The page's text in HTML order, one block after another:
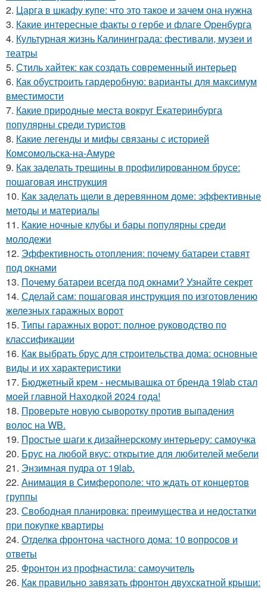
2. Царга в шкафу купе: что это такое и зачем она нужна
3. Какие интересные факты о гербе и флаге Оренбурга
4. Культурная жизнь Калининграда: фестивали, музеи и
театры
5. Стиль хайтек: как создать современный интерьер
6. Как обустроить гардеробную: варианты для максимум
вместимости
7. Какие природные места вокруг Екатеринбурга
популярны среди туристов
8. Какие легенды и мифы связаны с историей
Комсомольска-на-Амуре
9. Как заделать трещины в профилированном брусе:
пошаговая инструкция
10. Как заделать щели в деревянном доме: эффективные
методы и материалы
11. Какие ночные клубы и бары популярны среди
молодежи
12. Эффективность отопления: почему батареи ставят
под окнами
13. Почему батареи всегда под окнами? Узнайте секрет
14. Сделай сам: пошаговая инструкция по изготовлению
железных гаражных ворот
15. Типы гаражных ворот: полное руководство по
классификации
16. Как выбрать брус для строительства дома: основные
виды и их характеристики
17. Бюджетный крем - несмывашка от бренда 19lab стал
моей главной Находкой 2024 года!
18. Проверьте новую сыворотку против выпадения
волос на WB.
19. Простые шаги к дизайнерскому интерьеру: самоучка
20. Брус на любой вкус: открытие для любителей мебели
21. Энзимная пудра от 19lab.
22. Анимация в Симферополе: что ждать от концертов
группы
23. Свободная планировка: преимущества и недостатки
при покупке квартиры
24. Отделка фронтона частного дома: 10 вопросов и
ответы
25. Фронтон из профнастила: самоучитель
26. Как правильно завязать фронтон двухскатной крыши: